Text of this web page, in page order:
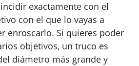
exactamente con el
con el que lo vayas a
enroscarlo. Si quieres poder
objetivos, un truco es
diámetro más grande y